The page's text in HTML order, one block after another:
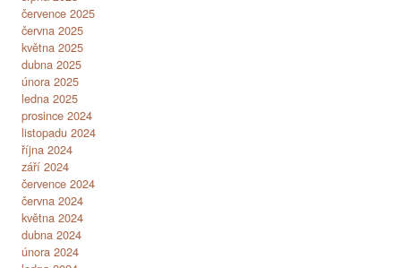
července 2025
června 2025
května 2025
dubna 2025
února 2025
ledna 2025
prosince 2024
listopadu 2024
října 2024
září 2024
července 2024
června 2024
května 2024
dubna 2024
února 2024